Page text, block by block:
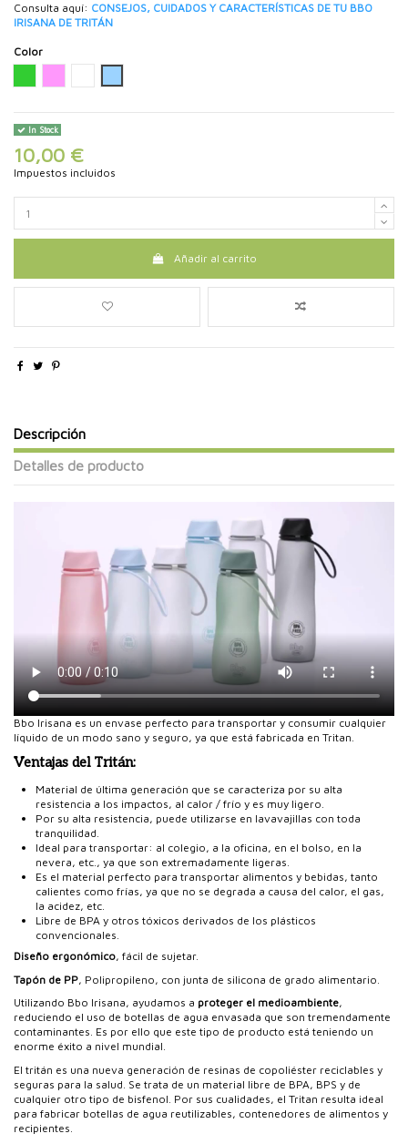
Consulta aquí: CONSEJOS, CUIDADOS Y CARACTERÍSTICAS DE TU BBO
IRISANA DE TRITÁN
Color
In Stock
10,00 €
Impuestos incluidos
Añadir al carrito
Descripción
Detalles de producto
Bbo Irisana es un envase perfecto para transportar y consumir cualquier
líquido de un modo sano y seguro, ya que está fabricada en Tritan.
Ventajas del Tritán:
Material de última generación que se caracteriza por su alta
resistencia a los impactos, al calor / frío y es muy ligero.
Por su alta resistencia, puede utilizarse en lavavajillas con toda
tranquilidad.
Ideal para transportar: al colegio, a la oficina, en el bolso, en la
nevera, etc., ya que son extremadamente ligeras.
Es el material perfecto para transportar alimentos y bebidas, tanto
calientes como frías, ya que no se degrada a causa del calor, el gas,
la acidez, etc.
Libre de BPA y otros tóxicos derivados de los plásticos
convencionales.
Diseño ergonómico, fácil de sujetar.
Tapón de PP, Polipropileno, con junta de silicona de grado alimentario.
Utilizando Bbo Irisana, ayudamos a proteger el medioambiente,
reduciendo el uso de botellas de agua envasada que son tremendamente
contaminantes. Es por ello que este tipo de producto está teniendo un
enorme éxito a nivel mundial.
El tritán es una nueva generación de resinas de copoliéster reciclables y
seguras para la salud. Se trata de un material libre de BPA, BPS y de
cualquier otro tipo de bisfenol. Por sus cualidades, el Tritan resulta ideal
para fabricar botellas de agua reutilizables, contenedores de alimentos y
recipientes.